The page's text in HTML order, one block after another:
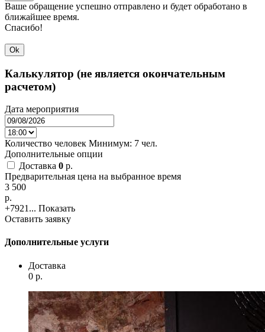
Ваше обращение успешно отправлено и будет обработано в
ближайшее время.
Спасибо!
Ok
Калькулятор (не является окончательным
расчетом)
Дата мероприятия
Количество человек Минимум: 7 чел.
Дополнительные опции
Доставка 0 p.
Предварительная цена на выбранное время
3 500
p.
+7921... Показать
Оставить заявку
Дополнительные услуги
Доставка
0 p.